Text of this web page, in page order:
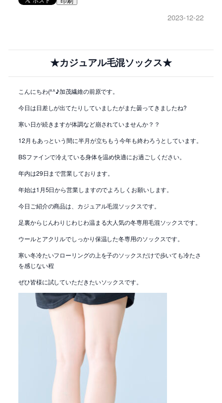
2023-12-22
★カジュアル毛混ソックス★
こんにちわ(^^♪加茂繊維の前原です。
今日は日差しが出てたりしていましたがまた曇ってきましたね?
寒い日が続きますが体調など崩されていませんか？？
12月もあっという間に半月が立ちもう今年も終わろうとしています。
BSファインで冷えている身体を温め快適にお過ごしください。
年内は29日まで営業しております。
年始は1月5日から営業しますのでよろしくお願いします。
今日ご紹介の商品は、カジュアル毛混ソックスです。
足裏からじんわりじわじわ温まる大人気の冬専用毛混ソックスです。
ウールとアクリルでしっかり保温した冬専用のソックスです。
寒い冬冷たいフローリングの上を子のソックスだけで歩いても冷たさ
を感じない程
ぜひ皆様に試していただきたいソックスです。